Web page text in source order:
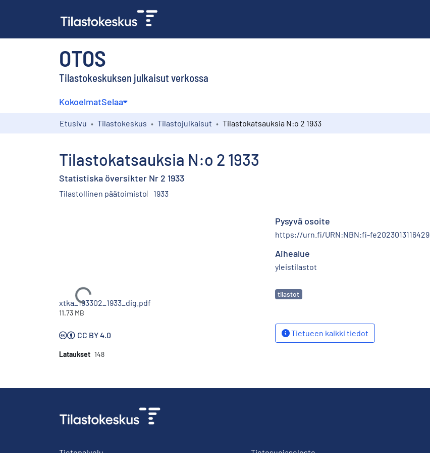
OTOS
Tilastokeskuksen julkaisut verkossa
KokoelmatSelaa
Etusivu Tilastokeskus Tilastojulkaisut Tilastokatsauksia N:o 2 1933
Tilastokatsauksia N:o 2 1933
Statistiska översikter Nr 2 1933
Tilastollinen päätoimisto 1933
Ladataan...
xtka_193302_1933_dig.pdf
11.73 MB
CC BY 4.0
Lataukset 148
Pysyvä osoite
https://urn.fi/URN:NBN:fi-fe2023013116429
Aihealue
yleistilastot
Avainsanat
tilastot
Tietueen kaikki tiedot